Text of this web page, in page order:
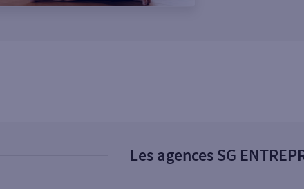
Les agences SG